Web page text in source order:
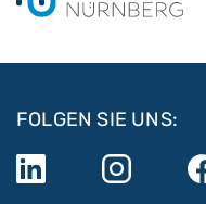
FOLGEN SIE UNS: